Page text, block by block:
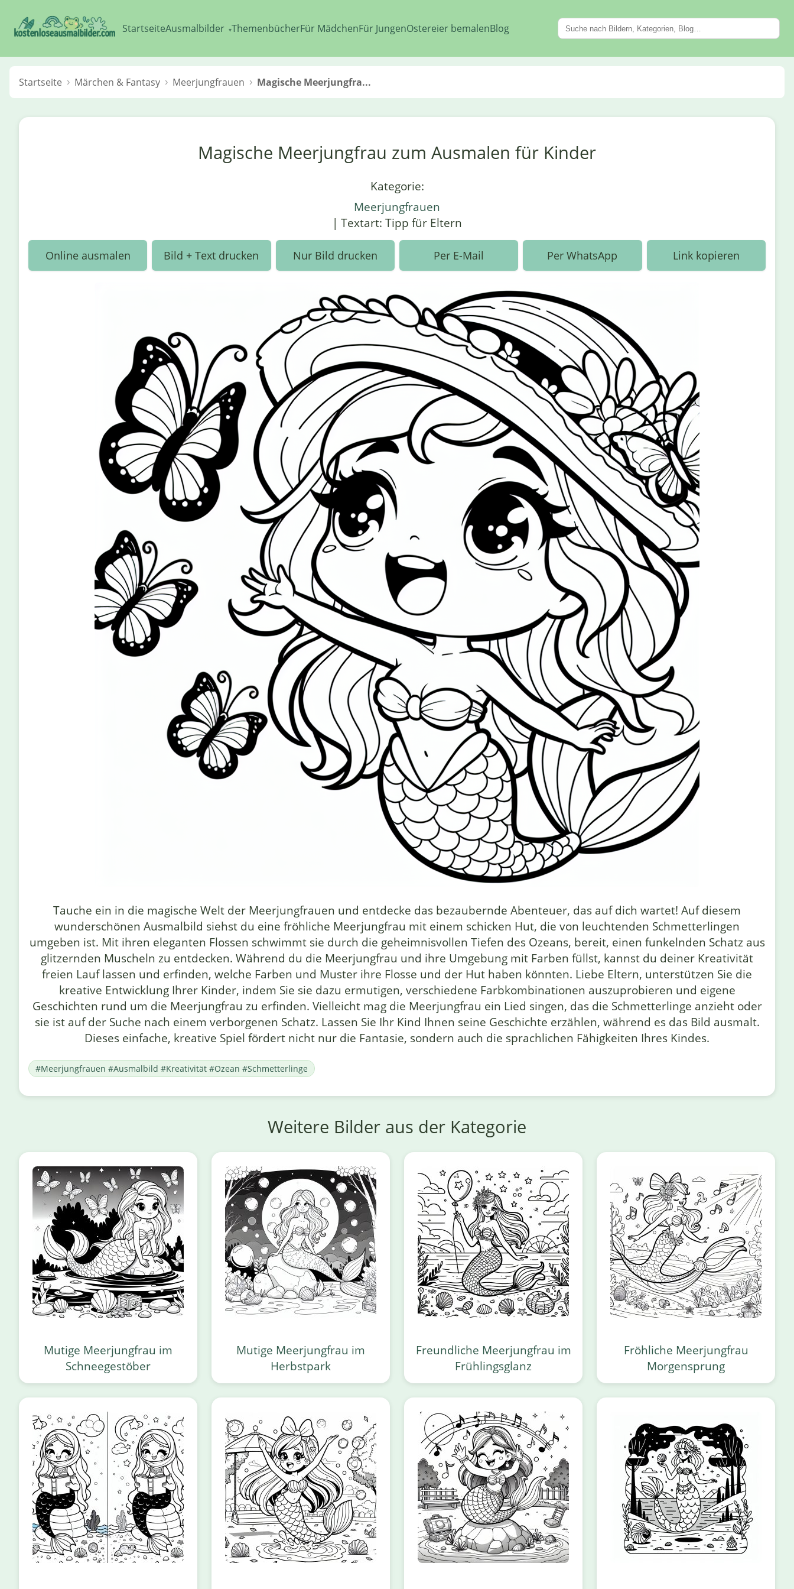
StartseiteAusmalbilder ▾ThemenbücherFür MädchenFür JungenOstereier bemalenBlog
Startseite Märchen & Fantasy Meerjungfrauen Magische Meerjungfra...
Magische Meerjungfrau zum Ausmalen für Kinder
Kategorie:
Meerjungfrauen
| Textart: Tipp für Eltern
Online ausmalen Bild + Text drucken Nur Bild drucken Per E-Mail Per WhatsApp Link kopieren
Tauche ein in die magische Welt der Meerjungfrauen und entdecke das bezaubernde Abenteuer, das auf dich wartet! Auf diesem
wunderschönen Ausmalbild siehst du eine fröhliche Meerjungfrau mit einem schicken Hut, die von leuchtenden Schmetterlingen
umgeben ist. Mit ihren eleganten Flossen schwimmt sie durch die geheimnisvollen Tiefen des Ozeans, bereit, einen funkelnden Schatz aus
glitzernden Muscheln zu entdecken. Während du die Meerjungfrau und ihre Umgebung mit Farben füllst, kannst du deiner Kreativität
freien Lauf lassen und erfinden, welche Farben und Muster ihre Flosse und der Hut haben könnten. Liebe Eltern, unterstützen Sie die
kreative Entwicklung Ihrer Kinder, indem Sie sie dazu ermutigen, verschiedene Farbkombinationen auszuprobieren und eigene
Geschichten rund um die Meerjungfrau zu erfinden. Vielleicht mag die Meerjungfrau ein Lied singen, das die Schmetterlinge anzieht oder
sie ist auf der Suche nach einem verborgenen Schatz. Lassen Sie Ihr Kind Ihnen seine Geschichte erzählen, während es das Bild ausmalt.
Dieses einfache, kreative Spiel fördert nicht nur die Fantasie, sondern auch die sprachlichen Fähigkeiten Ihres Kindes.
#Meerjungfrauen #Ausmalbild #Kreativität #Ozean #Schmetterlinge
Weitere Bilder aus der Kategorie
Mutige Meerjungfrau im
Schneegestöber
Mutige Meerjungfrau im
Herbstpark
Freundliche Meerjungfrau im
Frühlingsglanz
Fröhliche Meerjungfrau
Morgensprung